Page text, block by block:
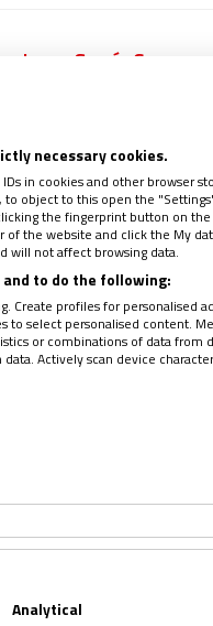
Jorge García Cuerva
de la
el jefe del gobierno
y
y
supo acompañar
que no se
miedo de llorar
(Francisco en
mundo de hoy le
que llevamos una
necessary cookies.
in cookies and other browser
object to this open the
the fingerprint button on
the website and click the My
will not affect browsing data.
to do the following:
Create profiles for personalised
to select personalised content.
or combinations of data from
Actively scan device
Analytical